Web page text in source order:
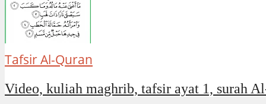
Tafsir Al-Quran
Video, kuliah maghrib, tafsir ayat 1, surah